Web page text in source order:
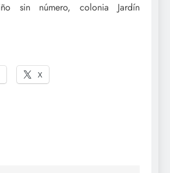
sin número, colonia Jardín
X